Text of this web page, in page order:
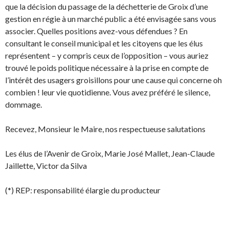
que la décision du passage de la déchetterie de Groix d’une
gestion en régie à un marché public a été envisagée sans vous
associer. Quelles positions avez-vous défendues ? En
consultant le conseil municipal et les citoyens que les élus
représentent – y compris ceux de l’opposition – vous auriez
trouvé le poids politique nécessaire à la prise en compte de
l’intérêt des usagers groisillons pour une cause qui concerne oh
combien ! leur vie quotidienne. Vous avez préféré le silence,
dommage.
Recevez, Monsieur le Maire, nos respectueuse salutations
Les élus de l’Avenir de Groix, Marie José Mallet, Jean-Claude
Jaillette, Victor da Silva
(*) REP: responsabilité élargie du producteur